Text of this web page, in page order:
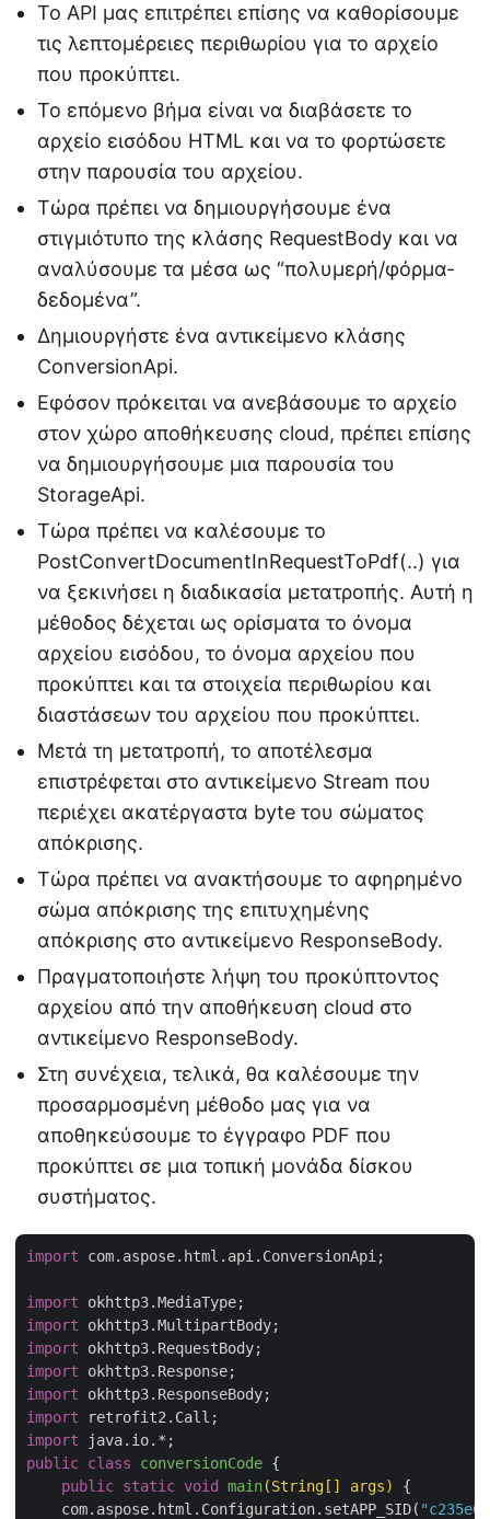
Το API μας επιτρέπει επίσης να καθορίσουμε
τις λεπτομέρειες περιθωρίου για το αρχείο
που προκύπτει.
Το επόμενο βήμα είναι να διαβάσετε το
αρχείο εισόδου HTML και να το φορτώσετε
στην παρουσία του αρχείου.
Τώρα πρέπει να δημιουργήσουμε ένα
στιγμιότυπο της κλάσης RequestBody και να
αναλύσουμε τα μέσα ως “πολυμερή/φόρμα-
δεδομένα”.
Δημιουργήστε ένα αντικείμενο κλάσης
ConversionApi.
Εφόσον πρόκειται να ανεβάσουμε το αρχείο
στον χώρο αποθήκευσης cloud, πρέπει επίσης
να δημιουργήσουμε μια παρουσία του
StorageApi.
Τώρα πρέπει να καλέσουμε το
PostConvertDocumentInRequestToPdf(..) για
να ξεκινήσει η διαδικασία μετατροπής. Αυτή η
μέθοδος δέχεται ως ορίσματα το όνομα
αρχείου εισόδου, το όνομα αρχείου που
προκύπτει και τα στοιχεία περιθωρίου και
διαστάσεων του αρχείου που προκύπτει.
Μετά τη μετατροπή, το αποτέλεσμα
επιστρέφεται στο αντικείμενο Stream που
περιέχει ακατέργαστα byte του σώματος
απόκρισης.
Τώρα πρέπει να ανακτήσουμε το αφηρημένο
σώμα απόκρισης της επιτυχημένης
απόκρισης στο αντικείμενο ResponseBody.
Πραγματοποιήστε λήψη του προκύπτοντος
αρχείου από την αποθήκευση cloud στο
αντικείμενο ResponseBody.
Στη συνέχεια, τελικά, θα καλέσουμε την
προσαρμοσμένη μέθοδο μας για να
αποθηκεύσουμε το έγγραφο PDF που
προκύπτει σε μια τοπική μονάδα δίσκου
συστήματος.
import com.aspose.html.api.ConversionApi;
import
import
import
import
import
import
import
public class conversionCode {
public static void main(String[] args)
{
    com.aspose.html.Configuration.setAPP_SID(